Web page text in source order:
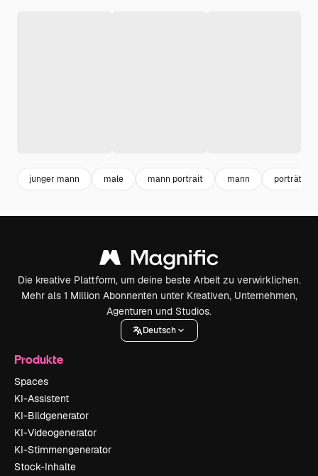
junger mann male mann portrait mann porträt
Die kreative Plattform, um deine beste Arbeit zu verwirklichen.
Mehr als 1 Million Abonnenten unter Kreativen, Unternehmen,
Agenturen und Studios.
Deutsch
Produkte
Spaces
KI-Assistent
KI-Bildgenerator
KI-Videogenerator
KI-Stimmengenerator
Stock-Inhalte